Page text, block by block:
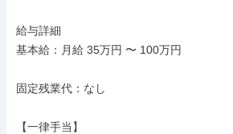
給与詳細
基本給：月給 35万円 〜 100万円
固定残業代：なし
【一律手当】